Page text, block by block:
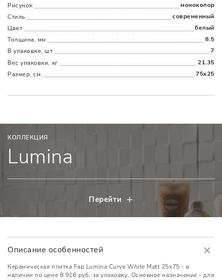
Рисунок
моноколор
Стиль
современный
Цвет
белый
Толщина, мм
8.5
В упаковке, шт
7
Вес упаковки, кг
21.35
Размер, см
75x25
КОЛЛЕКЦИЯ
Lumina
Перейти
Описание особенностей
Керамическая плитка Fap Lumina Curve White Matt 25x75 - в
наличии по цене 8 916 руб. за упаковку. Основное назначение - для